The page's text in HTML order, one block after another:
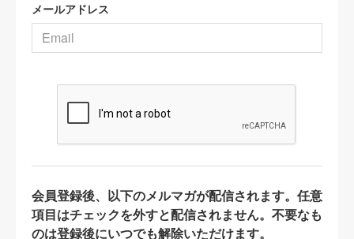
メールアドレス
会員登録後、以下のメルマガが配信されます。任意
項目はチェックを外すと配信されません。不要なも
のは登録後にいつでも解除いただけます。